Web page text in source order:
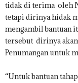
tidak di terima oleh
tetapi dirinya hidak
mengambil bantuan
tersebut dirinya
Penumangan untuk
“Untuk bantuan